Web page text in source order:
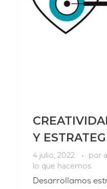
Y
4 julio, 2022 por
lo que hacemos
Desarrollamos